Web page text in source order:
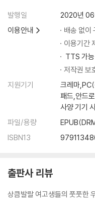
발행일
2020년
이용안내
배송 없이
이용기간
TTS 가능
저작권 보
지원기기
크레마
패드,안드
사양 기기
파일/용량
ISBN13
출판사 리뷰
상큼발랄 여고생들의 풋풋한